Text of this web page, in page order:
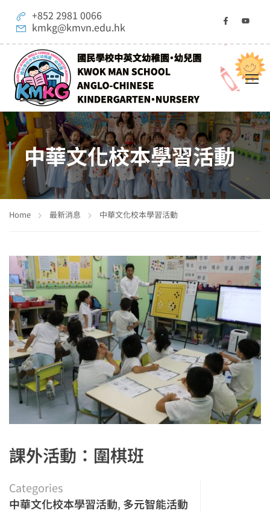
+852 2981 0066
kmkg@kmvn.edu.hk
中華文化校本學習活動
Home 最新消息 中華文化校本學習活動
課外活動：圍棋班
Categories
中華文化校本學習活動, 多元智能活動